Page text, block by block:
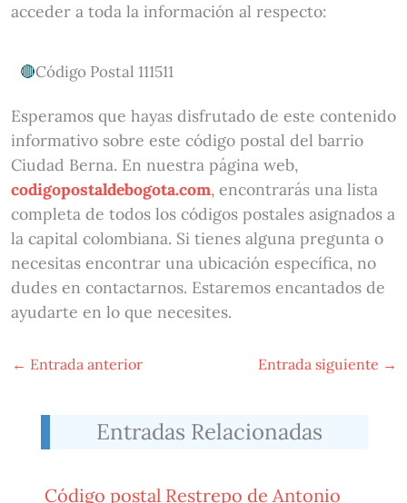
acceder a toda la información al respecto:
Código Postal 111511
Esperamos que hayas disfrutado de este contenido
informativo sobre este código postal del barrio
Ciudad Berna. En nuestra página web,
codigopostaldebogota.com, encontrarás una lista
completa de todos los códigos postales asignados a
la capital colombiana. Si tienes alguna pregunta o
necesitas encontrar una ubicación específica, no
dudes en contactarnos. Estaremos encantados de
ayudarte en lo que necesites.
← Entrada anterior Entrada siguiente →
Entradas Relacionadas
Código postal Restrepo de Antonio